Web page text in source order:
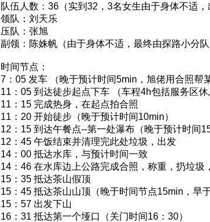
队伍人数：36（实到32，3名女生由于身体不适
领队：刘天乐
压队：张旭
副领：陈姝帆（由于身体不适，最终由探路小分
时间节点：
7：05 发车 （晚于预计时间5min，旭佬用合照帮
11：05 到达徒步起点下车 （车程4h包括服务区
11：15 完成热身，在起点拍合照
11：20 开始徒步（晚于预计时间10min）
12：15 到达午餐点--第一处瀑布（晚于预计时间
12：45 午饭结束并清理完此处垃圾，出发
14：00 抵达水库，与预计时间一致
14：46 在水库边上公路完成合照，称重，扔垃圾
15：35 抵达茶山假顶
15：45 抵达茶山山顶（晚于时间节点15min，早
15：57 出发下山
16：31 抵达第一个垭口（关门时间16：30）